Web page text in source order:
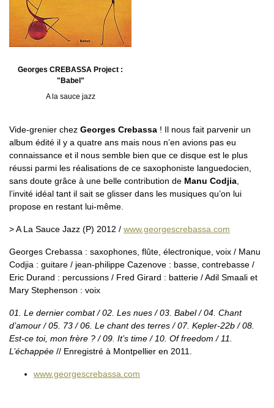
Georges CREBASSA Project :
"Babel"
A la sauce jazz
Vide-grenier chez Georges Crebassa ! Il nous fait parvenir un
album édité il y a quatre ans mais nous n’en avions pas eu
connaissance et il nous semble bien que ce disque est le plus
réussi parmi les réalisations de ce saxophoniste languedocien,
sans doute grâce à une belle contribution de Manu Codjia
l’invité idéal tant il sait se glisser dans les musiques qu’on lui
propose en restant lui-même.
> A La Sauce Jazz (P) 2012 / www.georgescrebassa.com
Georges Crebassa : saxophones, flûte, électronique, voix / Manu
Codjia : guitare / jean-philippe Cazenove : basse, contrebasse /
Eric Durand : percussions / Fred Girard : batterie / Adil Smaali et
Mary Stephenson : voix
01. Le dernier combat / 02. Les nues / 03. Babel / 04. Chant
d’amour / 05. 73 / 06. Le chant des terres / 07. Kepler-22b / 08.
Est-ce toi, mon frère ? / 09. It’s time / 10. Of freedom / 11.
L’échappée // Enregistré à Montpellier en 2011.
www.georgescrebassa.com